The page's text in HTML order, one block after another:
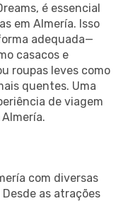
é essencial
em Almería. Isso
adequada—
casacos e
roupas leves como
quentes. Uma
de viagem
com diversas
as atrações